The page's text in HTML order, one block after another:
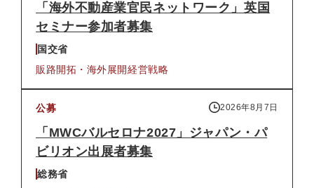
「海外不動産業官民ネットワーク」英国
セミナー参加者募集
国交省
販路開拓・海外展開経営戦略
公募 2026年8月7日
「MWCバルセロナ2027」ジャパン・パ
ビリオン出展者募集
総務省